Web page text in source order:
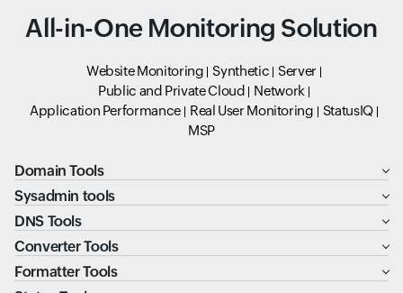
All-in-One Monitoring Solution
Website Monitoring Synthetic
Server
Public and Private Cloud
Network
Application Performance
Real User Monitoring
StatusIQ
MSP
Domain Tools
Sysadmin tools
DNS Tools
Converter Tools
Formatter Tools